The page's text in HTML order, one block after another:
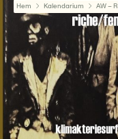
Hem Kalendarium AW –